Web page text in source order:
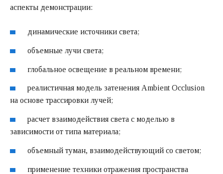
аспекты демонстрации:
динамические источники света;
объемные лучи света;
глобальное освещение в реальном времени;
реалистичная модель затенения Ambient Occlusion
на основе трассировки лучей;
расчет взаимодействия света с моделью в
зависимости от типа материала;
объемный туман, взаимодействующий со светом;
применение техники отражения пространства